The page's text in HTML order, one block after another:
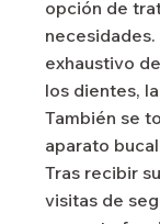
opción de
necesidades.
exhaustivo
los dientes,
También se
aparato
Tras recibir
visitas de